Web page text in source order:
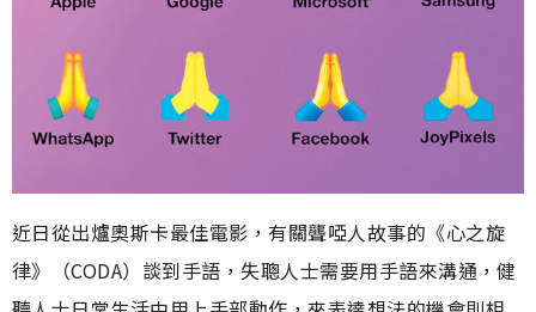
近日從出爐奧斯卡最佳電影，有關聾啞人故事的《心之旋
律》（CODA）談到手語，失聰人士需要用手語來溝通，健